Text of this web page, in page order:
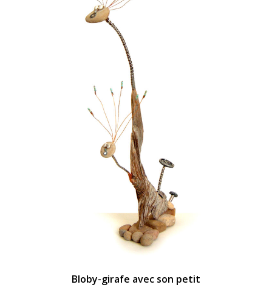
Bloby-girafe avec son petit